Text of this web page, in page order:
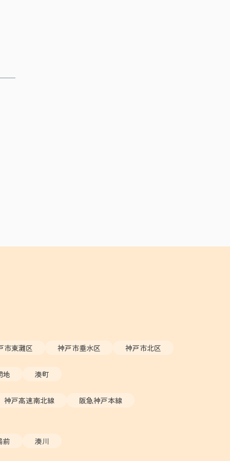
市東灘区 神戸市垂水区 神戸市北区
地 湊町
神戸高速南北線 阪急神戸本線
前 湊川